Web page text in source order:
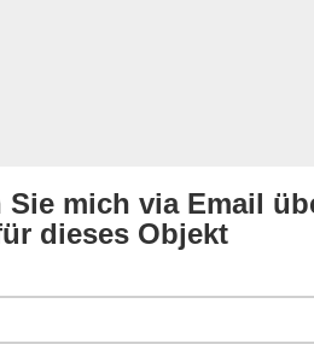
mich via Email
dieses Objekt